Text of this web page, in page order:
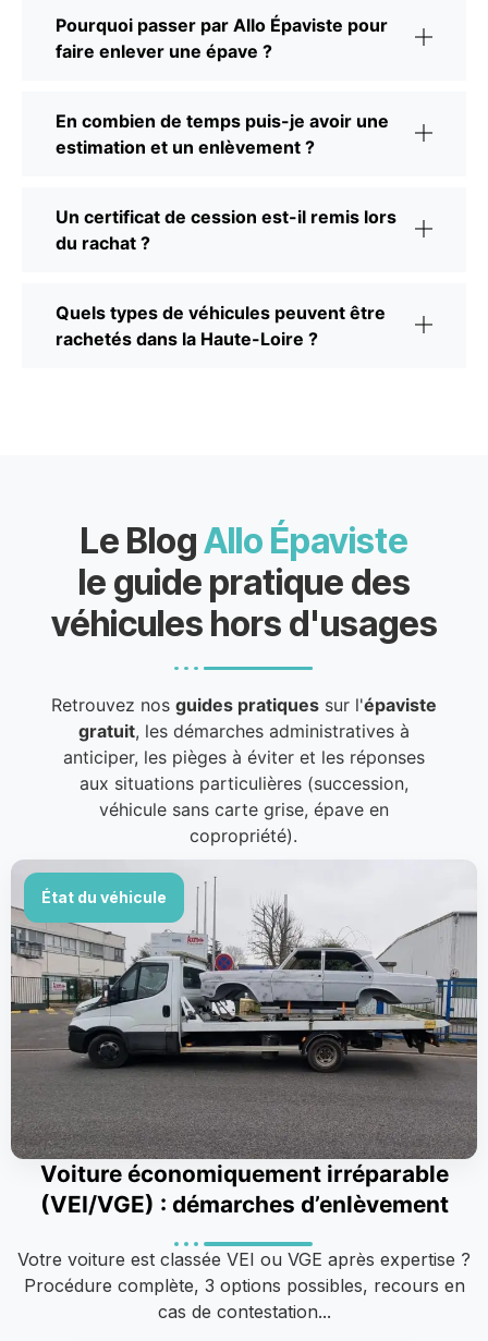
Pourquoi passer par Allo Épaviste pour
faire enlever une épave ?
En combien de temps puis-je avoir une
estimation et un enlèvement ?
Un certificat de cession est-il remis lors
du rachat ?
Quels types de véhicules peuvent être
rachetés dans la Haute-Loire ?
Le BlogAllo Épaviste
le guide pratique des
véhicules hors d'usages
Retrouvez nos guides pratiquessur l'épaviste
gratuit, les démarches administratives à
anticiper, les pièges à éviter et les réponses
aux situations particulières (succession,
véhicule sans carte grise, épave en
copropriété).
État du véhicule
Voiture économiquement irréparable
(VEI/VGE) : démarches d’enlèvement
Votre voiture est classée VEI ou VGE après expertise ?
Procédure complète, 3 options possibles, recours en
cas de contestation...